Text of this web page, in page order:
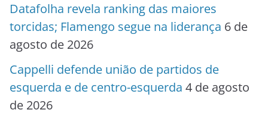
Datafolha revela ranking das maiores
torcidas; Flamengo segue na liderança 6 de
agosto de 2026
Cappelli defende união de partidos de
esquerda e de centro-esquerda 4 de agosto
de 2026